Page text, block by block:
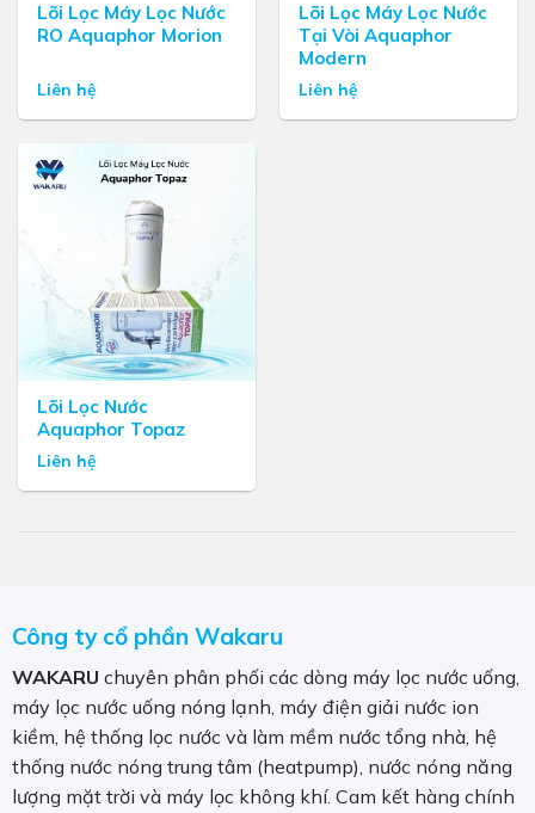
Lõi Lọc Máy Lọc Nước
RO Aquaphor Morion
Liên hệ
Lõi Lọc Máy Lọc Nước
Tại Vòi Aquaphor
Modern
Liên hệ
Lõi Lọc Nước
Aquaphor Topaz
Liên hệ
Công ty cổ phần Wakaru
WAKARU chuyên phân phối các dòng máy lọc nước uống,
máy lọc nước uống nóng lạnh, máy điện giải nước ion
kiềm, hệ thống lọc nước và làm mềm nước tổng nhà, hệ
thống nước nóng trung tâm (heatpump), nước nóng năng
lượng mặt trời và máy lọc không khí. Cam kết hàng chính